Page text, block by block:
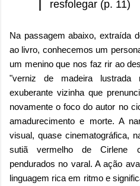
resfolegar (p. 11)
Na passagem abaixo, extraída
ao livro, conhecemos um
um menino que nos faz rir ao
"verniz de madeira
exuberante vizinha que
novamente o foco do autor no
amadurecimento e morte. A
visual, quase cinematográfica,
sutiã vermelho de Cirlene
pendurados no varal. A ação
linguagem rica em ritmo e